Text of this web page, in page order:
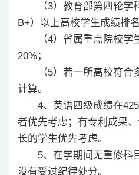
（3）教育部第四轮
B+）以上高校学生成绩排
（4）省属重点院校
20%；
（5）若一所高校符
计算。
4、英语四级成绩在
者优先考虑；有专利成果
长的学生优先考虑。
5、在学期间无重修科
没有受过纪律处分。